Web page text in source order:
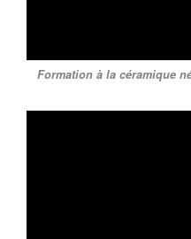
Formation à la céramique